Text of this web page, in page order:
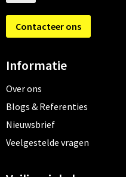
Contacteer ons
Informatie
Over ons
Blogs & Referenties
Nieuwsbrief
Veelgestelde vragen